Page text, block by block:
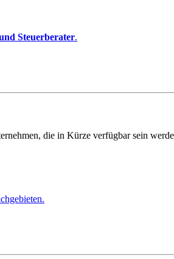
Steuerberater.
die in Kürze verfügbar sein